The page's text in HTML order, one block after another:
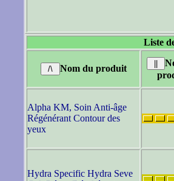
Liste
Nom du produit
Alpha KM, Soin Anti-âge
Régénérant Contour des
yeux
Hydra Specific Hydra Seve